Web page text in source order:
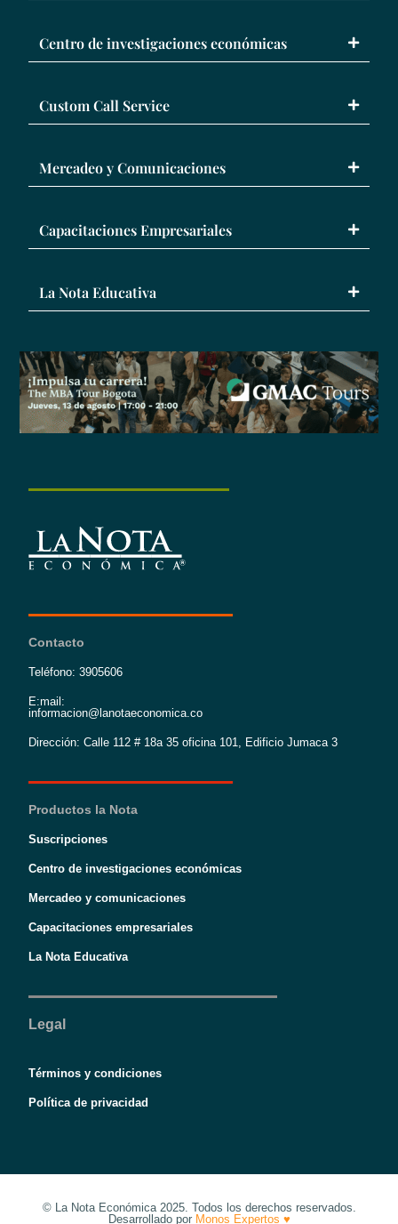
Centro de investigaciones económicas
Custom Call Service
Mercadeo y Comunicaciones
Capacitaciones Empresariales
La Nota Educativa
Contacto
Teléfono: 3905606
E:mail:
informacion@lanotaeconomica.co
Dirección: Calle 112 # 18a 35 oficina 101, Edificio Jumaca 3
Productos la Nota
Suscripciones
Centro de investigaciones económicas
Mercadeo y comunicaciones
Capacitaciones empresariales
La Nota Educativa
Legal
Términos y condiciones
Política de privacidad
© La Nota Económica 2025. Todos los derechos reservados.
Desarrollado por Monos Expertos ♥